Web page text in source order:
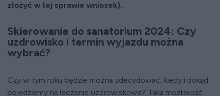
złożyć w tej sprawie wniosek).
Skierowanie do sanatorium 2024: Czy
uzdrowisko i termin wyjazdu można
wybrać?
Czy w tym roku będzie można zdecydować, kiedy i dokąd
pojedziemy na leczenie uzdrowiskowe? Taka możliwość